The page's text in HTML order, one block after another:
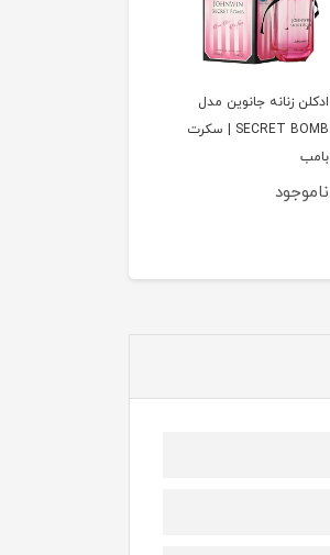
ادكلن زنانه جانوين مدل
SECRET BOMB | سكرت
بامب
ناموجود